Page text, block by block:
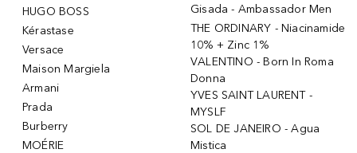
HUGO BOSS
Kérastase
Versace
Maison Margiela
Armani
Prada
Burberry
MOÉRIE
Gisada - Ambassador Men
THE ORDINARY - Niacinamide
10% + Zinc 1%
VALENTINO - Born In Roma
Donna
YVES SAINT LAURENT -
MYSLF
SOL DE JANEIRO - Agua
Mistica